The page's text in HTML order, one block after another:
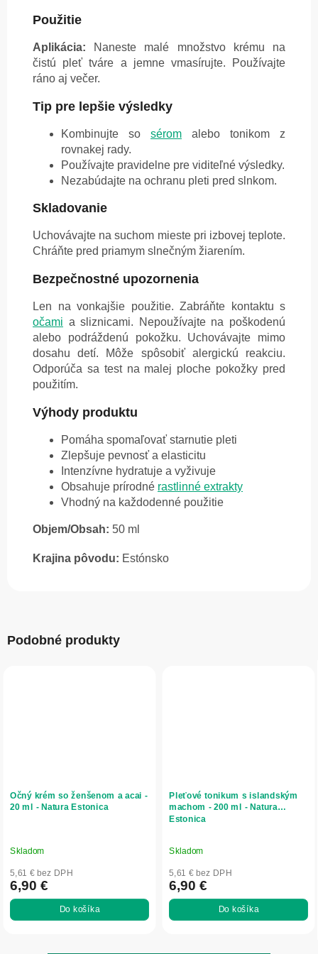
Použitie
Aplikácia: Naneste malé množstvo krému na
čistú pleť tváre a jemne vmasírujte. Používajte
ráno aj večer.
Tip pre lepšie výsledky
Kombinujte so sérom alebo tonikom z
rovnakej rady.
Používajte pravidelne pre viditeľné výsledky.
Nezabúdajte na ochranu pleti pred slnkom.
Skladovanie
Uchovávajte na suchom mieste pri izbovej teplote.
Chráňte pred priamym slnečným žiarením.
Bezpečnostné upozornenia
Len na vonkajšie použitie. Zabráňte kontaktu s
očami a sliznicami. Nepoužívajte na poškodenú
alebo podráždenú pokožku. Uchovávajte mimo
dosahu detí. Môže spôsobiť alergickú reakciu.
Odporúča sa test na malej ploche pokožky pred
použitím.
Výhody produktu
Pomáha spomaľovať starnutie pleti
Zlepšuje pevnosť a elasticitu
Intenzívne hydratuje a vyživuje
Obsahuje prírodné rastlinné extrakty
Vhodný na každodenné použitie
Objem/Obsah: 50 ml
Krajina pôvodu: Estónsko
Podobné produkty
Očný krém so ženšenom a acai -
20 ml - Natura Estonica
Skladom
5,61 € bez DPH
6,90 €
Do košíka
Pleťové tonikum s islandským
machom - 200 ml - Natura
Estonica
Skladom
5,61 € bez DPH
6,90 €
Do košíka